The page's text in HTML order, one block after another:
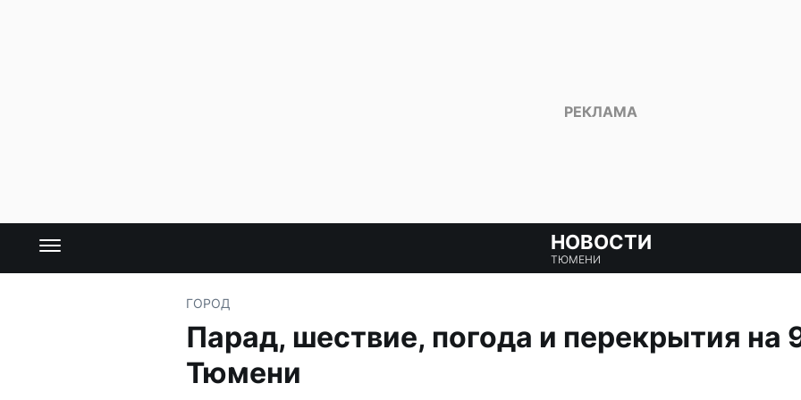
НОВОСТИ
ТЮМЕНИ
ГОРОД
Парад, шествие, погода и перекрытия на
Тюмени